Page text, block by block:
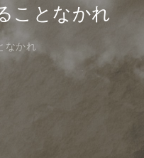
ことなかれ
なかれ